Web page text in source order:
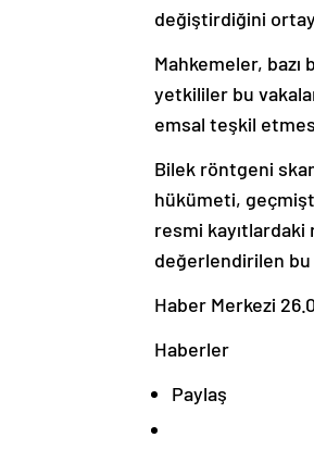
değiştirdiğini
Mahkemeler, bazı
yetkililer bu
emsal teşkil
Bilek röntgeni
hükümeti,
resmi kayıtlardaki
değerlendirilen bu
Haber Merkezi
Haberler
Paylaş